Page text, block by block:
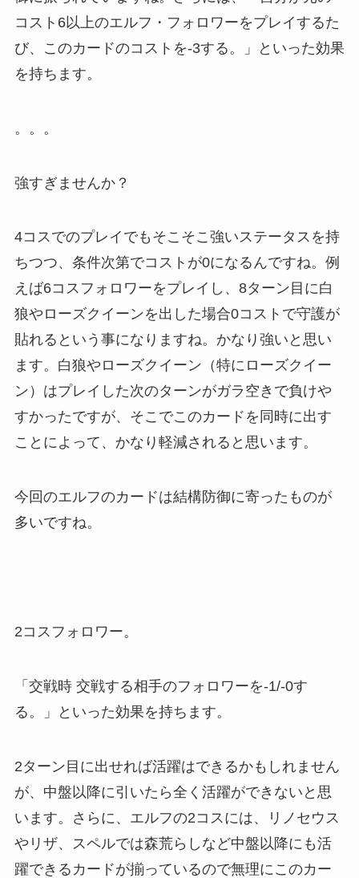
コスト6以上のエルフ・フォロワーをプレイするた
び、このカードのコストを-3する。」といった効果
を持ちます。
。。。
強すぎませんか？
4コスでのプレイでもそこそこ強いステータスを持
ちつつ、条件次第でコストが0になるんですね。例
えば6コスフォロワーをプレイし、8ターン目に白
狼やローズクイーンを出した場合0コストで守護が
貼れるという事になりますね。かなり強いと思い
ます。白狼やローズクイーン（特にローズクイー
ン）はプレイした次のターンがガラ空きで負けや
すかったですが、そこでこのカードを同時に出す
ことによって、かなり軽減されると思います。
今回のエルフのカードは結構防御に寄ったものが
多いですね。
2コスフォロワー。
「交戦時 交戦する相手のフォロワーを-1/-0す
る。」といった効果を持ちます。
2ターン目に出せれば活躍はできるかもしれません
が、中盤以降に引いたら全く活躍ができないと思
います。さらに、エルフの2コスには、リノセウス
やリザ、スペルでは森荒らしなど中盤以降にも活
躍できるカードが揃っているので無理にこのカー